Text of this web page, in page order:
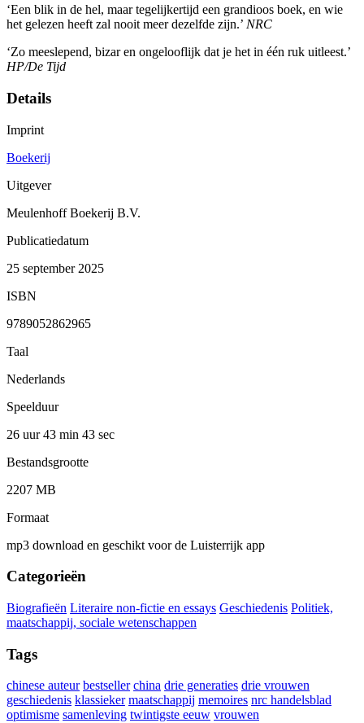
‘Een blik in de hel, maar tegelijkertijd een grandioos boek, en wie
het gelezen heeft zal nooit meer dezelfde zijn.’ NRC
‘Zo meeslepend, bizar en ongelooflijk dat je het in één ruk uitleest.’
HP/De Tijd
Details
Imprint
Boekerij
Uitgever
Meulenhoff Boekerij B.V.
Publicatiedatum
25 september 2025
ISBN
9789052862965
Taal
Nederlands
Speelduur
26 uur 43 min 43 sec
Bestandsgrootte
2207 MB
Formaat
mp3 download en geschikt voor de Luisterrijk app
Categorieën
Biografieën Literaire non-fictie en essays Geschiedenis Politiek,
maatschappij, sociale wetenschappen
Tags
chinese auteur bestseller china drie generaties drie vrouwen
geschiedenis klassieker maatschappij memoires nrc handelsblad
optimisme samenleving twintigste eeuw vrouwen